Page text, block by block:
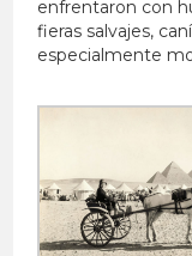
enfrentaron con
fieras salvajes,
especialmente